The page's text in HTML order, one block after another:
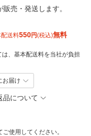
販売・発送します。
送料550円(税込)無料
、基本配送料を当社が負担
お届け
品について
使用してください。